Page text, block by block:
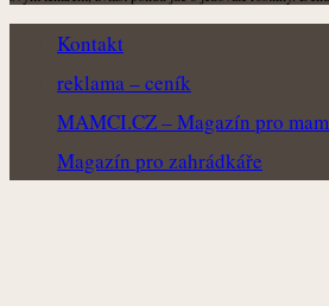
Kontakt
reklama – ceník
MAMCI.CZ – Magazín pro
Magazín pro zahrádkáře